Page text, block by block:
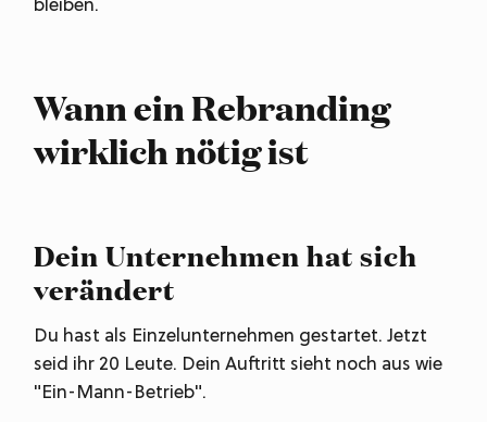
bleiben.
Wann ein Rebranding
wirklich nötig ist
Dein Unternehmen hat sich
verändert
Du hast als Einzelunternehmen gestartet. Jetzt
seid ihr 20 Leute. Dein Auftritt sieht noch aus wie
"Ein-Mann-Betrieb".